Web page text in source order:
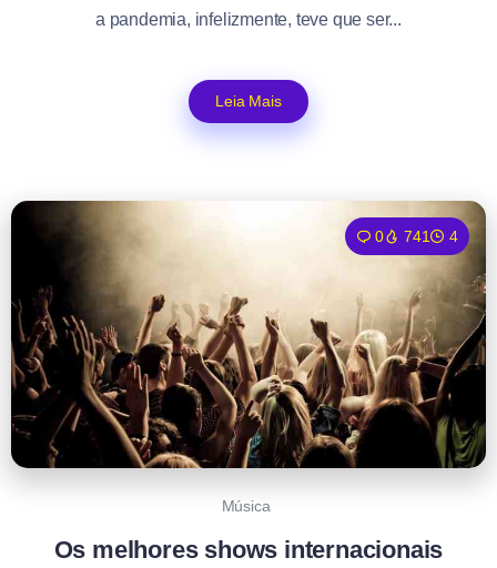
a pandemia, infelizmente, teve que ser...
Leia Mais
0 741 4
Música
Os melhores shows internacionais